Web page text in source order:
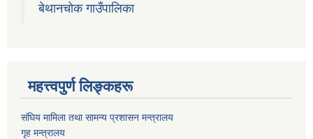
बेथानचोक गाउँपालिका
महत्त्वपुर्ण लिङ्कहरू
संघिय मामिला तथा सामन्य प्रशासन मन्त्रालय
गृह मन्त्रालय